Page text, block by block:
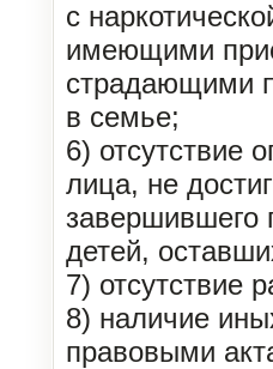
с
имеющими
страдающими
в семье;
6) отсутствие
лица, не
завершившего
детей,
7) отсутствие
8) наличие
правовыми